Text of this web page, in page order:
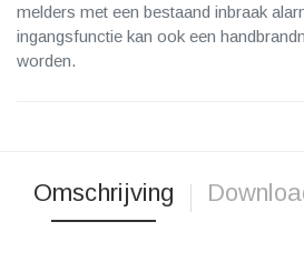
melders met een bestaand inbraak
ingangsfunctie kan ook een
worden.
Omschrijving